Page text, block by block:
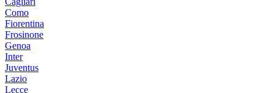
Como
Fiorentina
Frosinone
Genoa
Inter
Juventus
Lazio
Lecce